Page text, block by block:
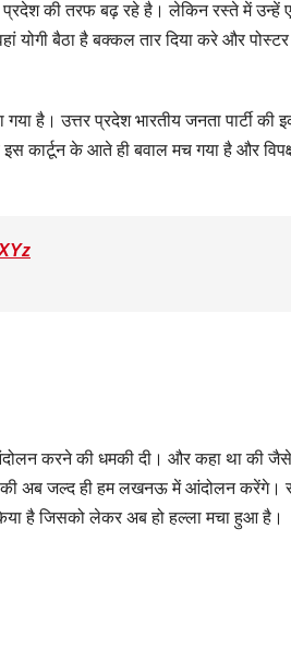
प्रदेश की तरफ बढ़ रहे है। लेकिन रस्ते में उन्हें
योगी बैठा है बक्कल तार दिया करे और पोस्टर
है। उत्तर प्रदेश भारतीय जनता पार्टी की
के आते ही बवाल मच गया है और
करने की धमकी दी। और कहा था की जैसे
की अब जल्द ही हम लखनऊ में आंदोलन करेंगे।
है जिसको लेकर अब हो हल्ला मचा हुआ है।